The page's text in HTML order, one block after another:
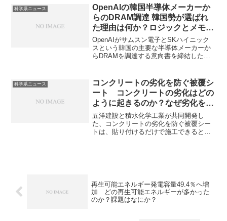
属で、航空宇宙、医療、スポーツ、建
築、化学プラントなど、幅広い分野で使
用されています。チタンの特性がなぜも
たらされるのか、どのように金属チタン
が作られているのかを知ることができま
す。
科学系ニュース
OpenAIの韓国半導体メーカーか
らのDRAM調達 韓国勢が選ばれ
た理由は何か？ロジックとメモリ
の製造方法の違いは？
OpenAIがサムスン電子とSKハイニック
スという韓国の主要な半導体メーカーか
らDRAMを調達する意向書を締結したこ
界最大の生産能力で供給できるメーカー
となっています。HBMの製造法やロジッ
クとメモリの製造法の違いを知ることが
できます。
科学系ニュース
コンクリートの劣化を防ぐ被覆シ
ート コンクリートの劣化はどの
ように起きるのか？なぜ劣化を防
ぐことができるのか？
五洋建設と積水化学工業が共同開発し
た、コンクリートの劣化を防ぐ被覆シー
トは、貼り付けるだけで施工できるとい
再生可能エネルギー発電容量49.4％へ増
加 どの再生可能エネルギーが多かった
のか？課題はなにか？